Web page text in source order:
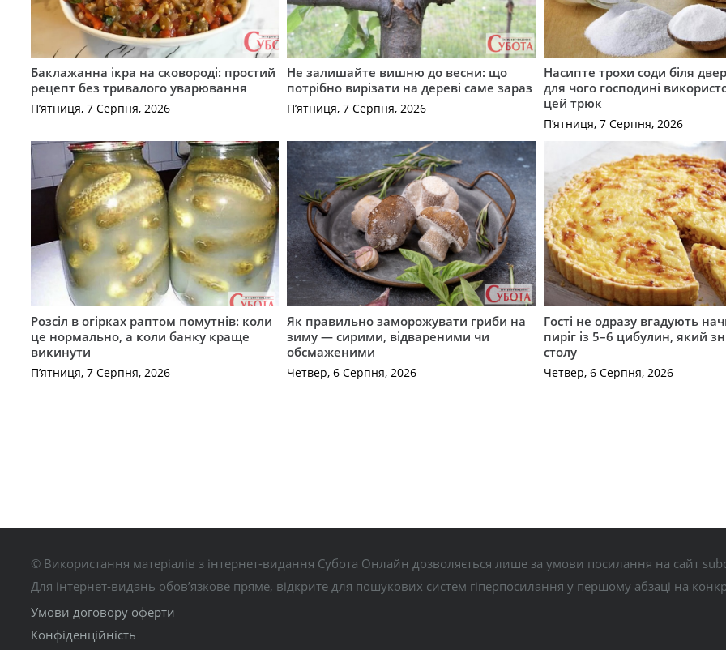
Баклажанна ікра на сковороді: простий
рецепт без тривалого уварювання
П’ятниця, 7 Серпня, 2026
Не залишайте вишню до весни: що
потрібно вирізати на дереві саме зараз
П’ятниця, 7 Серпня, 2026
Насипте трохи соди біля
для чого господині
цей трюк
П’ятниця, 7 Серпня, 2026
Розсіл в огірках раптом помутнів: коли
це нормально, а коли банку краще
викинути
П’ятниця, 7 Серпня, 2026
Як правильно заморожувати гриби на
зиму — сирими, відвареними чи
обсмаженими
Четвер, 6 Серпня, 2026
Гості не одразу вгадують
пиріг із 5–6 цибулин, який
столу
Четвер, 6 Серпня, 2026
© Використання матеріалів з інтернет-видання Субота Онлайн дозволяється лише за умови посилання на сайт
Для інтернет-видань обов’язкове пряме, відкрите для пошукових систем гіперпосилання у першому абзаці на
Умови договору оферти
Конфіденційність